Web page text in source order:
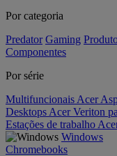
Por categoria
Predator Gaming
Componentes
Por série
Multifuncionais Acer
Desktops Acer Veriton
Estações de trabalho
Windows
Chromebooks